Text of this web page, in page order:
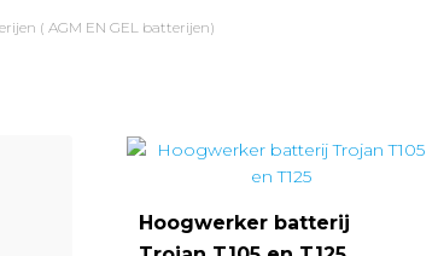
( AGM EN GEL batterijen)
Hoogwerker batterij